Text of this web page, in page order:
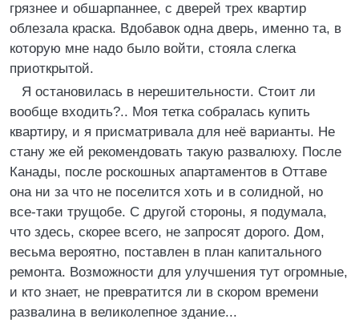
грязнее и обшарпаннее, с дверей трех квартир
облезала краска. Вдобавок одна дверь, именно та, в
которую мне надо было войти, стояла слегка
приоткрытой.
Я остановилась в нерешительности. Стоит ли
вообще входить?.. Моя тетка собралась купить
квартиру, и я присматривала для неё варианты. Не
стану же ей рекомендовать такую развалюху. После
Канады, после роскошных апартаментов в Оттаве
она ни за что не поселится хоть и в солидной, но
все-таки трущобе. С другой стороны, я подумала,
что здесь, скорее всего, не запросят дорого. Дом,
весьма вероятно, поставлен в план капитального
ремонта. Возможности для улучшения тут огромные,
и кто знает, не превратится ли в скором времени
развалина в великолепное здание...